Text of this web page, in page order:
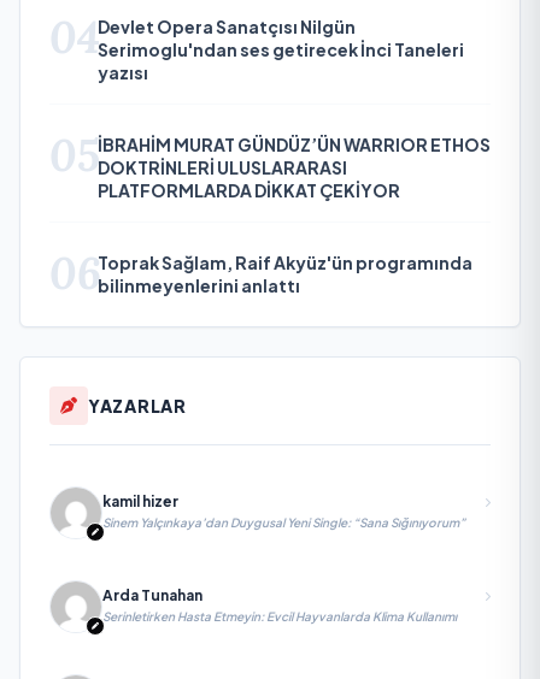
04Devlet Opera Sanatçısı Nilgün
Serimoglu'ndan ses getirecek İnci Taneleri
yazısı
05İBRAHİM MURAT GÜNDÜZ’ÜN WARRIOR ETHOS
DOKTRİNLERİ ULUSLARARASI
PLATFORMLARDA DİKKAT ÇEKİYOR
06Toprak Sağlam, Raif Akyüz'ün programında
bilinmeyenlerini anlattı
YAZARLAR
kamil hizer
Sinem Yalçınkaya’dan Duygusal Yeni Single: “Sana Sığınıyorum”
Arda Tunahan
Serinletirken Hasta Etmeyin: Evcil Hayvanlarda Klima Kullanımı